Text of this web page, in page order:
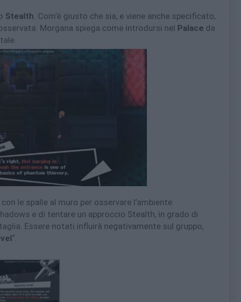
Stealth. Com’è giusto che sia, e viene anche specificato,
Morgana spiega come introdursi nel Palace da
le spalle al muro per osservare l’ambiente
e di tentare un approccio Stealth, in grado di
Essere notati influirà negativamente sul gruppo,
“.